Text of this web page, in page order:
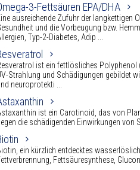
3-Fettsäuren EPA/DHA
ausreichende Zufuhr der langkettigen
und die Vorbeugung bzw.
Typ-2-Diabetes, Adip ...
ist ein fettlösliches Polyphenol
Strahlung und Schädigungen gebildet
neuroprotekti ...
ist ein Carotinoid, das von
die schädigenden Einwirkungen
ein kürzlich entdecktes
Fettsäuresynthese,